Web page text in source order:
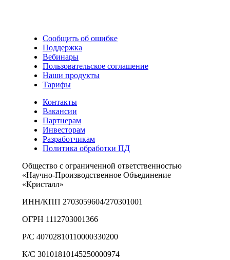
Сообщить об ошибке
Поддержка
Вебинары
Пользовательское соглашение
Наши продукты
Тарифы
Контакты
Вакансии
Партнерам
Инвесторам
Разработчикам
Политика обработки ПД
Общество с ограниченной ответственностью
«Научно-Производственное Объединение
«Кристалл»
ИНН/КПП 2703059604/270301001
ОГРН 1112703001366
Р/С 40702810110000330200
К/С 30101810145250000974